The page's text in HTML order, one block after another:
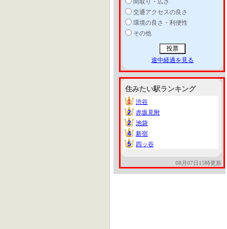
間取り・広さ
交通アクセスの良さ
環境の良さ・利便性
その他
途中経過を見る
住みたい駅ランキング
1
1
渋谷
2
2
赤坂見附
2
2
池袋
4
4
新宿
5
5 四ッ谷
08月07日15時更新